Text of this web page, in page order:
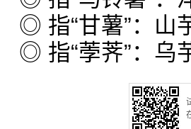
◎ 指“甘薯”：山
◎ 指“荸荠”：乌